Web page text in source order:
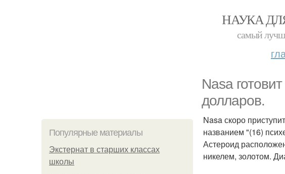
НАУКА
самый
Nasa
долларов.
Популярные материалы
Экстернат в старших классах
школы
Nasa скоро
названием "(16)
Астероид
никелем, золотом.